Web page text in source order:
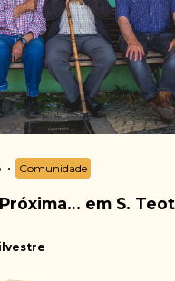
Comunidade
em S.